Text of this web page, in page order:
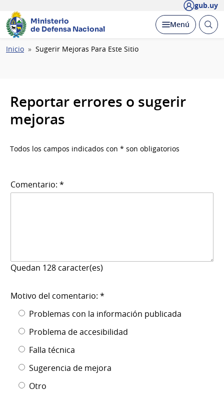
gub.uy
Ministerio
de Defensa Nacional
Desplegar
Menú Abrir
Ruta
Inicio Sugerir Mejoras Para Este Sitio
Reportar errores o sugerir
mejoras
Todos los campos indicados con * son obligatorios
Comentario: *
Quedan 128 caracter(es)
Motivo del comentario: *
Problemas con la información publicada
Problema de accesibilidad
Falla técnica
Sugerencia de mejora
Otro